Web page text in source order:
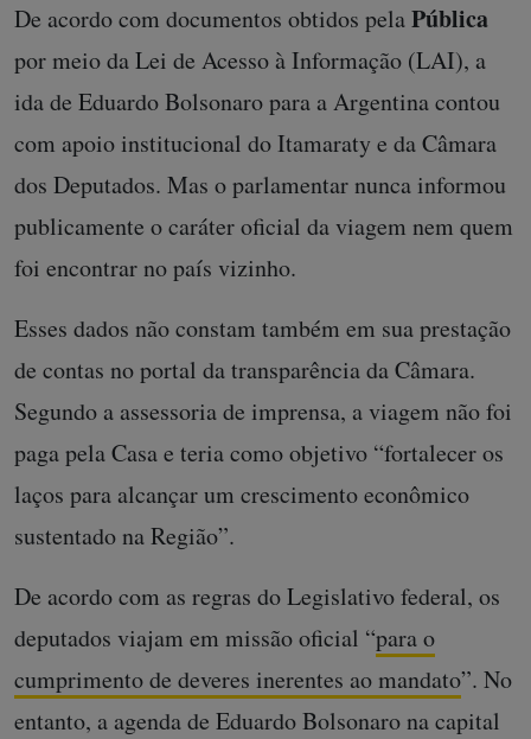
De acordo com documentos obtidos pelaPública
por meio da Lei de Acesso à Informação (LAI), a
ida de Eduardo Bolsonaro para a Argentina contou
com apoio institucional do Itamaraty e da Câmara
dos Deputados. Mas o parlamentar nunca informou
publicamente o caráter oficial da viagem nem quem
foi encontrar no país vizinho.
Esses dados não constam também em sua prestação
de contas no portal da transparência da Câmara.
Segundo a assessoria de imprensa, a viagem não foi
paga pela Casa e teria como objetivo “fortalecer os
laços para alcançar um crescimento econômico
sustentado na Região”.
De acordo com as regras do Legislativo federal, os
deputados viajam em missão oficial “para o
cumprimento de deveres inerentes ao mandato”. No
entanto, a agenda de Eduardo Bolsonaro na capital